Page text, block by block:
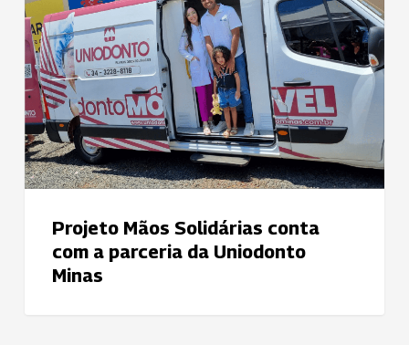
com
a
parceria
da
Uniodonto
Minas
Projeto Mãos Solidárias conta
com a parceria da Uniodonto
Minas